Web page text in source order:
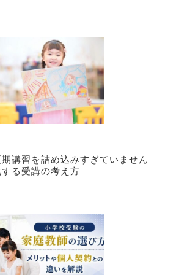
期講習を詰め込みすぎていません
る受講の考え方